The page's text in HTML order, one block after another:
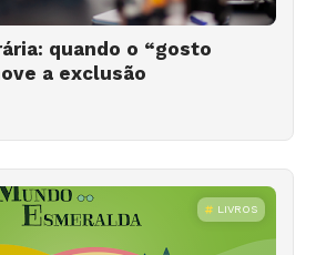
quando o “gosto
a exclusão
LIVROS